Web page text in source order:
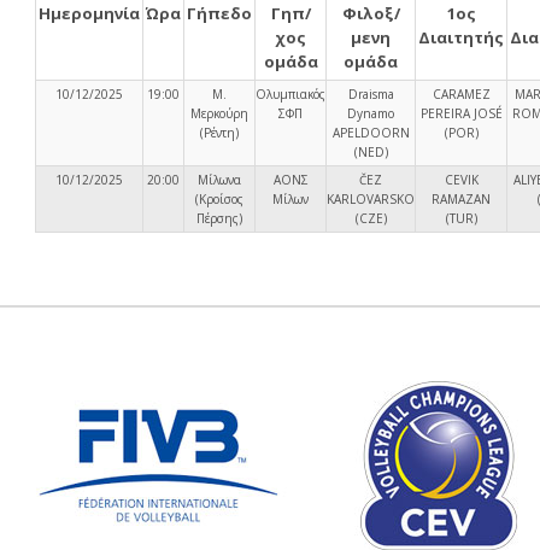
Ημερομηνία Ώρα Γήπεδο
Γηπ/
χος
ομάδα
Φιλοξ/
μενη
ομάδα
1ος
Διαιτητής
10/12/2025 19:00
Μ.
Μερκούρη
(Ρέντη)
Oλυμπιακός
ΣΦΠ
Draisma
Dynamo
APELDOORN
(NED)
CARAMEZ
PEREIRA JOSÉ
(POR)
10/12/2025 20:00
Μίλωνα
(Κροίσος
Πέρσης)
ΑΟΝΣ
Μίλων
ČEZ
KARLOVARSKO
(CZE)
CEVIK
RAMAZAN
(TUR)